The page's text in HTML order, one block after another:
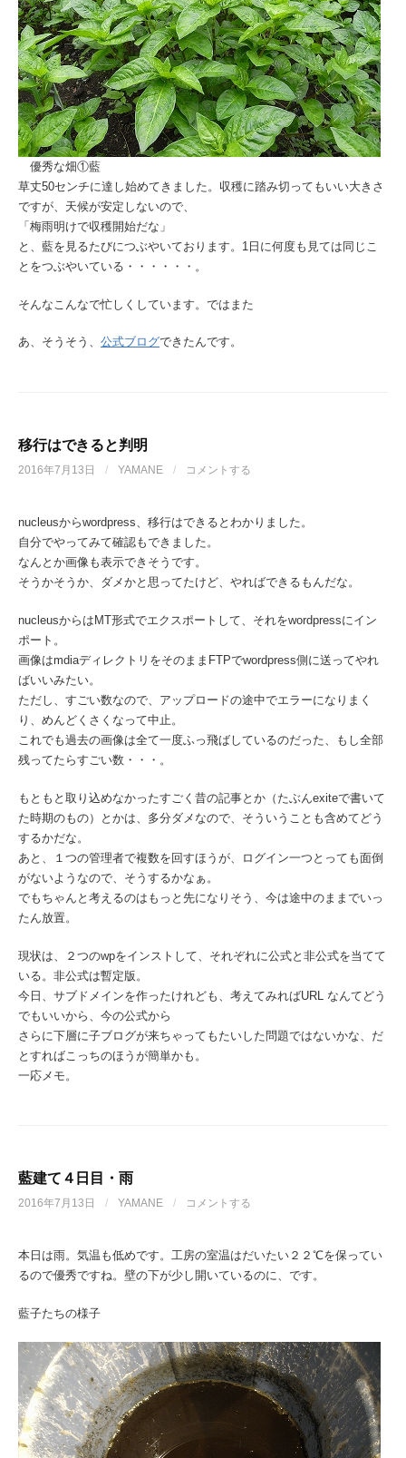
優秀な畑①藍
草丈50センチに達し始めてきました。収穫に踏み切ってもいい大きさ
ですが、天候が安定しないので、
「梅雨明けで収穫開始だな」
と、藍を見るたびにつぶやいております。1日に何度も見ては同じこ
とをつぶやいている・・・・・・。
そんなこんなで忙しくしています。ではまた
あ、そうそう、 公式ブログできたんです。
移行はできると判明
2016年7月13日 / YAMANE / コメントする
nucleusからwordpress、移行はできるとわかりました。
自分でやってみて確認もできました。
なんとか画像も表示できそうです。
そうかそうか、ダメかと思ってたけど、やればできるもんだな。
nucleusからはMT形式でエクスポートして、それをwordpressにイン
ポート。
画像はmdiaディレクトリをそのままFTPでwordpress側に送ってやれ
ばいいみたい。
ただし、すごい数なので、アップロードの途中でエラーになりまく
り、めんどくさくなって中止。
これでも過去の画像は全て一度ふっ飛ばしているのだった、もし全部
残ってたらすごい数・・・。
もともと取り込めなかったすごく昔の記事とか（たぶんexiteで書いて
た時期のもの）とかは、多分ダメなので、そういうことも含めてどう
するかだな。
あと、１つの管理者で複数を回すほうが、ログイン一つとっても面倒
がないようなので、そうするかなぁ。
でもちゃんと考えるのはもっと先になりそう、今は途中のままでいっ
たん放置。
現状は、２つのwpをインストして、それぞれに公式と非公式を当てて
いる。非公式は暫定版。
今日、サブドメインを作ったけれども、考えてみればURL なんてどう
でもいいから、今の公式から
さらに下層に子ブログが来ちゃってもたいした問題ではないかな、だ
とすればこっちのほうが簡単かも。
一応メモ。
藍建て４日目・雨
2016年7月13日 / YAMANE / コメントする
本日は雨。気温も低めです。工房の室温はだいたい２２℃を保ってい
るので優秀ですね。壁の下が少し開いているのに、です。
藍子たちの様子